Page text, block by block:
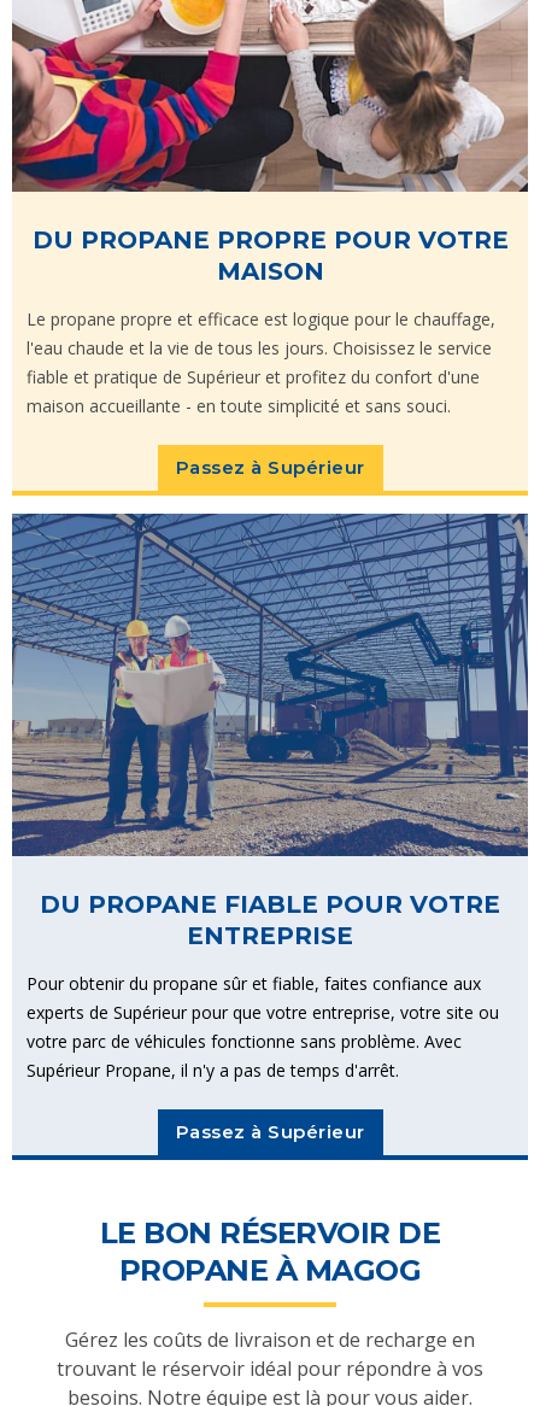
DU PROPANE PROPRE POUR VOTRE
MAISON
Le propane propre et efficace est logique pour le chauffage,
l'eau chaude et la vie de tous les jours. Choisissez le service
fiable et pratique de Supérieur et profitez du confort d'une
maison accueillante - en toute simplicité et sans souci.
Passez à Supérieur
DU PROPANE FIABLE POUR VOTRE
ENTREPRISE
Pour obtenir du propane sûr et fiable, faites confiance aux
experts de Supérieur pour que votre entreprise, votre site ou
votre parc de véhicules fonctionne sans problème. Avec
Supérieur Propane, il n'y a pas de temps d'arrêt.
Passez à Supérieur
LE BON RÉSERVOIR DE
PROPANE À MAGOG
Gérez les coûts de livraison et de recharge en
trouvant le réservoir idéal pour répondre à vos
besoins. Notre équipe est là pour vous aider.